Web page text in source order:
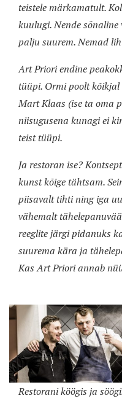
teistele märkamatult.
kuulugi. Nende sõnaline
palju suurem. Nemad
Art Priori endine
tüüpi. Ormi poolt
Mart Klaas (ise ta oma
niisugusena kunagi ei
teist tüüpi.
Ja restoran ise?
kunst kõige tähtsam.
piisavalt tihti ning iga
vähemalt
reeglite järgi pidanuks
suurema kära ja
Kas Art Priori annab
Restorani köögis ja